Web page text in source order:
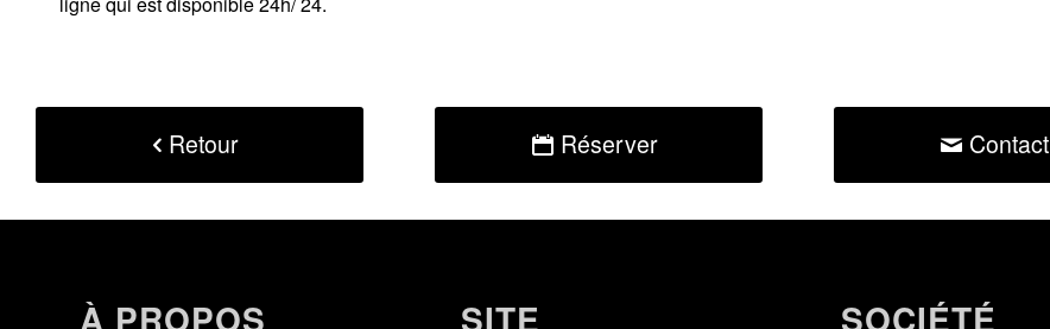
Retour Réserver Contact
À PROPOS SITE SOCIÉTÉ